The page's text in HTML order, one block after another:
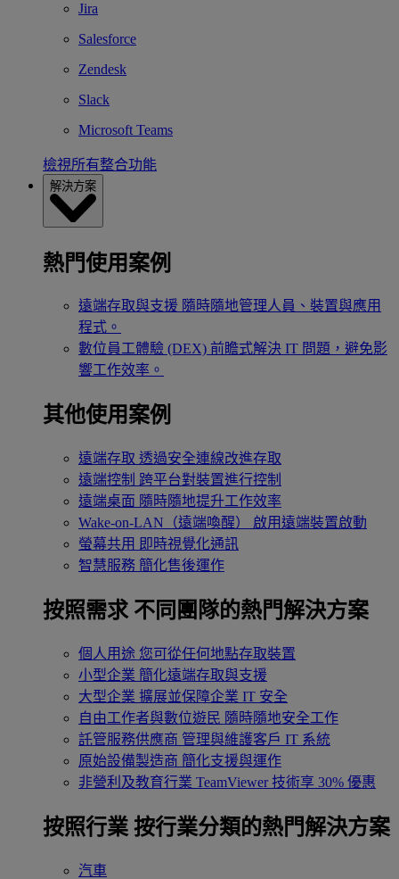
Jira
Salesforce
Zendesk
Slack
Microsoft Teams
檢視所有整合功能
解決方案
熱門使用案例
遠端存取與支援 隨時隨地管理人員、裝置與應用
程式。
數位員工體驗 (DEX) 前瞻式解決 IT 問題，避免影
響工作效率。
其他使用案例
遠端存取 透過安全連線改進存取
遠端控制 跨平台對裝置進行控制
遠端桌面 隨時隨地提升工作效率
Wake-on-LAN（遠端喚醒）
啟用遠端裝置啟動
螢幕共用 即時視覺化通訊
智慧服務 簡化售後運作
按照需求 不同團隊的熱門解決方案
個人用途 您可從任何地點存取裝置
小型企業 簡化遠端存取與支援
大型企業 擴展並保障企業 IT 安全
自由工作者與數位遊民 隨時隨地安全工作
託管服務供應商 管理與維護客戶 IT 系統
原始設備製造商 簡化支援與運作
非營利及教育行業 TeamViewer 技術享 30% 優惠
按照行業 按行業分類的熱門解決方案
汽車